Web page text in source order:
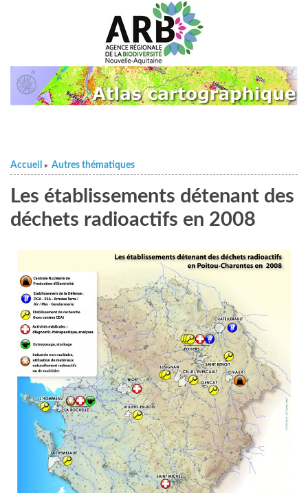
Accueil > Autres thématiques
Les établissements détenant des
déchets radioactifs en 2008